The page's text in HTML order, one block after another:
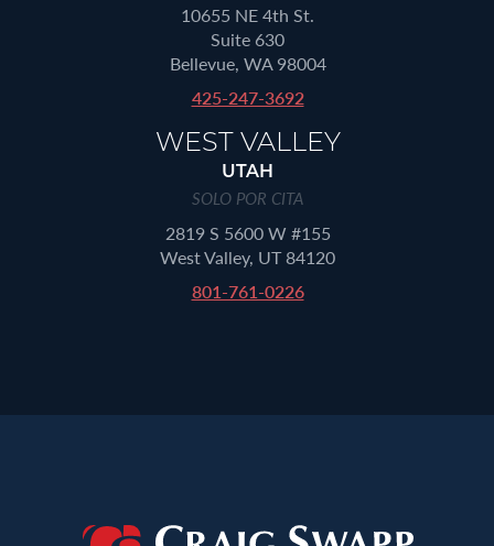
10655 NE 4th St.
Suite 630
Bellevue, WA 98004
425-247-3692
WEST VALLEY
UTAH
SOLO POR CITA
2819 S 5600 W #155
West Valley, UT 84120
801-761-0226